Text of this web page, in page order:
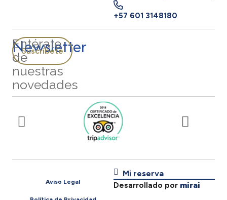
+57 601 3148180
Newsletter
Entérate
de
nuestras
novedades
Suscríbete
Aviso Legal
Mi reserva
Desarrollado por mirai